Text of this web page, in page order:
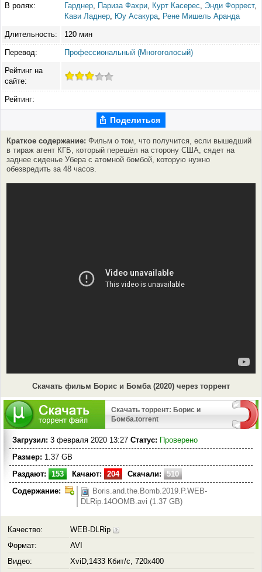
В ролях:
Гарднер
Париза Фахри Курт Касерес Энди Форрест,
Кави Ладнер
Юу Асакура Рене Мишель Аранда
Длительность: 120 мин
Перевод: Профессиональный (Многоголосый)
Рейтинг на
сайте:
Рейтинг:
Поделиться
Краткое содержание: Фильм о том, что получится, если вышедший
в тираж агент КГБ, который перешёл на сторону США, сядет на
заднее сиденье Убера с атомной бомбой, которую нужно
обезвредить за 48 часов.
Скачать фильм Борис и Бомба (2020) через торрент
Скачать торрент: Борис и
Бомба.torrent
Загрузил: 3 февраля 2020 13:27 Статус: Проверено
Размер: 1.37 GB
Раздают:
153 Качают: 204 Скачали:
510
Содержание:
Boris.and.the.Bomb.2019.P.WEB-
DLRip.14OOMB.avi (1.37 GB)
Качество:
WEB-DLRip
Формат:
AVI
Видео:
XviD,1433 Кбит/с, 720x400